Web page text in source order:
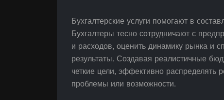
Бухгалтерские услуги помогают в
Бухгалтеры тесно сотрудничают с
и расходов, оценить динамику рынка и
результаты. Создавая реалистичные
четкие цели, эффективно распределять
проблемы или возможности.